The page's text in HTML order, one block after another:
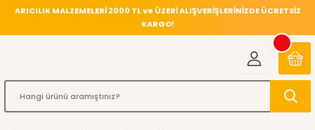
ARICILIK MALZEMELERİ 2000 TL ve ÜZERİ ALIŞVERİŞLERİNİZDE ÜCRETSİZ
KARGO!